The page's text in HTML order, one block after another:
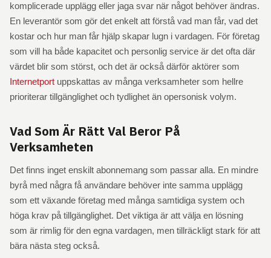
komplicerade upplägg eller jaga svar när något behöver ändras.
En leverantör som gör det enkelt att förstå vad man får, vad det
kostar och hur man får hjälp skapar lugn i vardagen. För företag
som vill ha både kapacitet och personlig service är det ofta där
värdet blir som störst, och det är också därför aktörer som
Internetport uppskattas av många verksamheter som hellre
prioriterar tillgänglighet och tydlighet än opersonisk volym.
Vad Som Är Rätt Val Beror På
Verksamheten
Det finns inget enskilt abonnemang som passar alla. En mindre
byrå med några få användare behöver inte samma upplägg
som ett växande företag med många samtidiga system och
höga krav på tillgänglighet. Det viktiga är att välja en lösning
som är rimlig för den egna vardagen, men tillräckligt stark för att
bära nästa steg också.